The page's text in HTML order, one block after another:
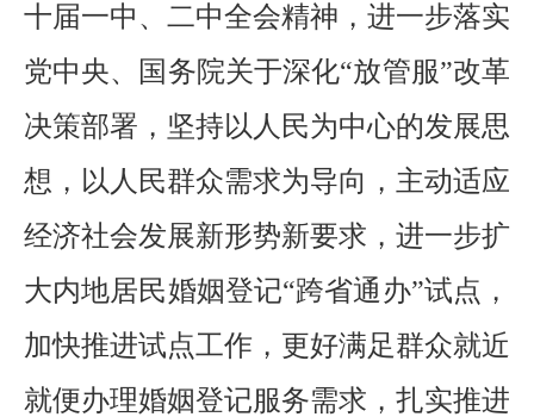
十届一中、二中全会精神，进一步落实
党中央、国务院关于深化“放管服”改革
决策部署，坚持以人民为中心的发展思
想，以人民群众需求为导向，主动适应
经济社会发展新形势新要求，进一步扩
大内地居民婚姻登记“跨省通办”试点，
加快推进试点工作，更好满足群众就近
就便办理婚姻登记服务需求，扎实推进